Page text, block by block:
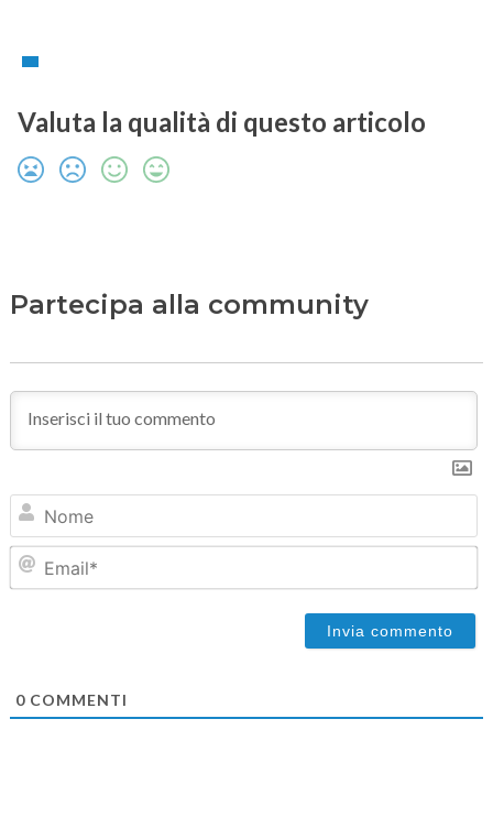
Valuta la qualità di questo articolo
Partecipa alla community
0COMMENTI